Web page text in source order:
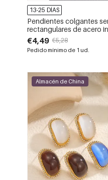
13-25 DÍAS
Pendientes colgantes
rectangulares de acero
impermeables, de color
con diamantes de
mujer.
€4,49 €5,28
Pedido mínimo de 1 ud.
Almacén de China